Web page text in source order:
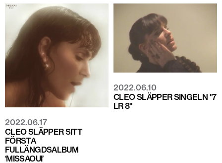
2022.06.17
CLEO SLÄPPER SITT
FÖRSTA
FULLÄNGDSALBUM
‘MISSAOUI’
2022.06.10
CLEO SLÄPPER SINGELN "7
LR 8"